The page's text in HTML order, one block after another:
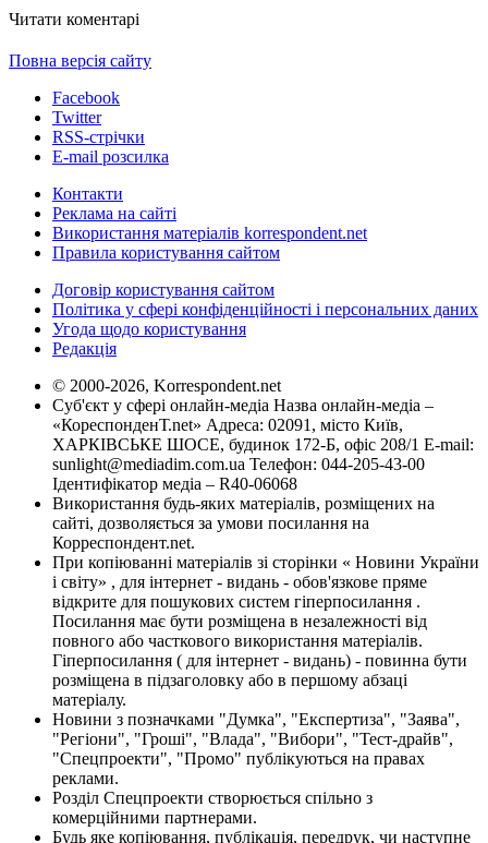
Читати коментарі
Повна версія сайту
Facebook
Twitter
RSS-стрічки
E-mail розсилка
Контакти
Реклама на сайті
Використання матеріалів korrespondent.net
Правила користування сайтом
Договір користування сайтом
Політика у сфері конфіденційності і персональних даних
Угода щодо користування
Редакція
© 2000-2026, Korrespondent.net
Суб'єкт у сфері онлайн-медіа Назва онлайн-медіа –
«КореспонденТ.net» Адреса: 02091, місто Київ,
ХАРКІВСЬКЕ ШОСЕ, будинок 172-Б, офіс 208/1 E-mail:
sunlight@mediadim.com.ua Телефон: 044-205-43-00
Ідентифікатор медіа – R40-06068
Використання будь-яких матеріалів, розміщених на
сайті, дозволяється за умови посилання на
Корреспондент.net.
При копіюванні матеріалів зі сторінки « Новини України
і світу» , для інтернет - видань - обов'язкове пряме
відкрите для пошукових систем гіперпосилання .
Посилання має бути розміщена в незалежності від
повного або часткового використання матеріалів.
Гіперпосилання ( для інтернет - видань) - повинна бути
розміщена в підзаголовку або в першому абзаці
матеріалу.
Новини з позначками "Думка", "Експертиза", "Заява",
"Регіони", "Гроші", "Влада", "Вибори", "Тест-драйв",
"Спецпроекти", "Промо" публікуються на правах
реклами.
Розділ Спецпроекти створюється спільно з
комерційними партнерами.
Будь яке копіювання, публікація, передрук, чи наступне